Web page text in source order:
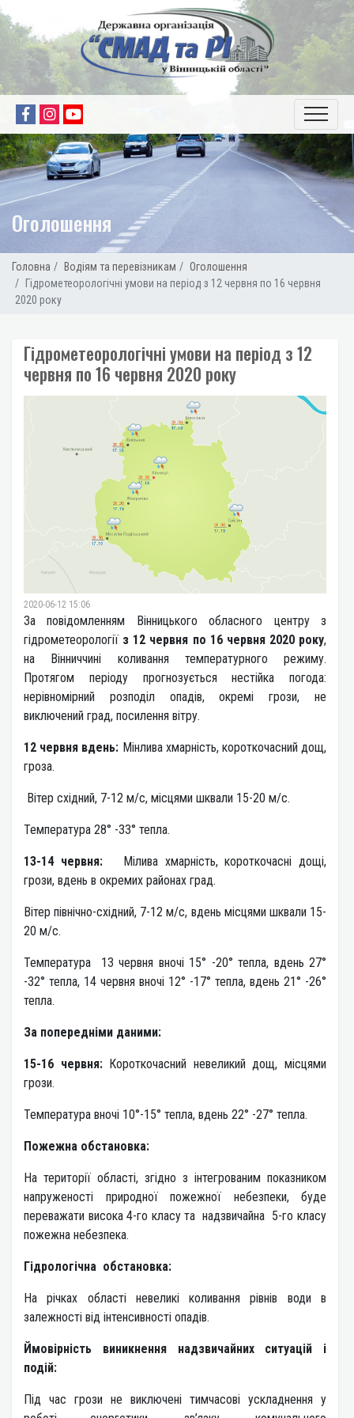
Головна Водіям та перевізникам
Оголошення
Гідрометеорологічні умови на період з 12 червня по 16 червня
2020 року
Оголошення
Гідрометеорологічні умови на період з 12
червня по 16 червня 2020 року
2020-06-12 15:06
За повідомленням Вінницького обласного центру з
гідрометеорології з 12 червня по 16 червня 2020 року,
на Вінниччині коливання температурного режиму.
Протягом періоду прогнозується нестійка погода:
нерівномірний розподіл опадів, окремі грози, не
виключений град, посилення вітру.
12 червня вдень: Мінлива хмарність, короткочасний дощ,
гроза.
Вітер східний, 7-12 м/с, місцями шквали 15-20 м/с.
Температура 28° -33° тепла.
13-14 червня:Мілива хмарність, короткочасні дощі,
грози, вдень в окремих районах град.
Вітер північно-східний, 7-12 м/с, вдень місцями шквали 15-
20 м/с.
Температура 13 червня вночі 15° -20° тепла, вдень 27°
-32° тепла, 14 червня вночі 12° -17° тепла, вдень 21° -26°
тепла.
За попередніми даними:
15-16 червня: Короткочасний невеликий дощ, місцями
грози.
Температура вночі 10°-15° тепла, вдень 22° -27° тепла.
Пожежна обстановка:
На території області, згідно з інтегрованим показником
напруженості природної пожежної небезпеки, буде
переважати висока 4-го класу та надзвичайна 5-го класу
пожежна небезпека.
Гідрологічна обстановка:
На річках області невеликі коливання рівнів води в
залежності від інтенсивності опадів.
Ймовірність виникнення надзвичайних ситуацій і
подій:
Під час грози не виключені тимчасові ускладнення у